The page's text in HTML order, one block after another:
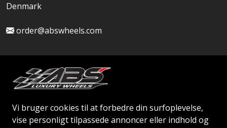
Vi bruger cookies til at forbedre din surfoplevelse,
vise personligt tilpassede annoncer eller indhold og
Denmark
order@abswheels.com
Ansøg om Firmakonto